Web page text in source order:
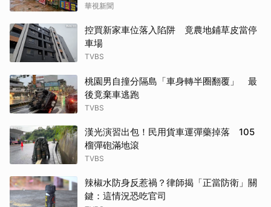
華視新聞
控買新家車位落入陷阱 竟農地鋪草皮當停
車場
TVBS
桃園男自撞分隔島「車身轉半圈翻覆」 最
後竟棄車逃跑
TVBS
漢光演習出包！民用貨車運彈藥掉落 105
榴彈砲滿地滾
TVBS
辣椒水防身反惹禍？律師揭「正當防衛」關
鍵：這情況恐吃官司